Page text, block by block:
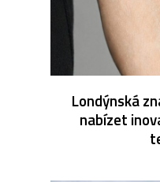
Londýnská
nabízet